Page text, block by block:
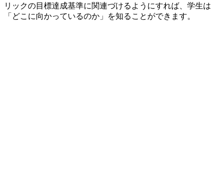
リックの目標達成基準に関連づけるようにすれば、学生は
「どこに向かっているのか」を知ることができます。